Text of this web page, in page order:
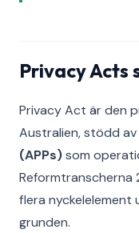
Privacy Acts
Privacy Act är den
Australien, stödd av
(APPs)som
flera nyckelelement
grunden.